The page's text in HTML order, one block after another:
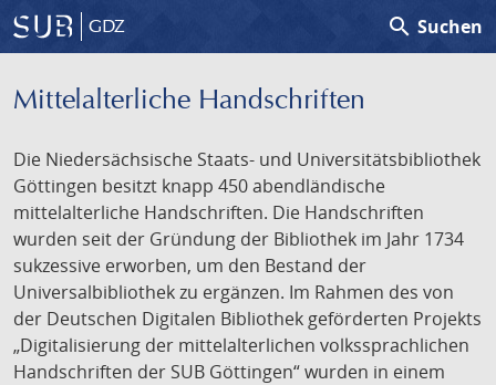
GDZ search Suchen
Mittelalterliche Handschriften
Die Niedersächsische Staats- und Universitätsbibliothek
Göttingen besitzt knapp 450 abendländische
mittelalterliche Handschriften. Die Handschriften
wurden seit der Gründung der Bibliothek im Jahr 1734
sukzessive erworben, um den Bestand der
Universalbibliothek zu ergänzen. Im Rahmen des von
der Deutschen Digitalen Bibliothek geförderten Projekts
„Digitalisierung der mittelalterlichen volkssprachlichen
Handschriften der SUB Göttingen“ wurden in einem